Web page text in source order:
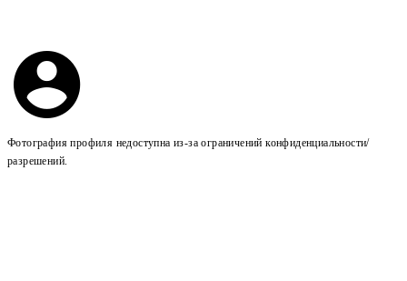
Фотография профиля недоступна из-за ограничений конфиденциальности/
разрешений.